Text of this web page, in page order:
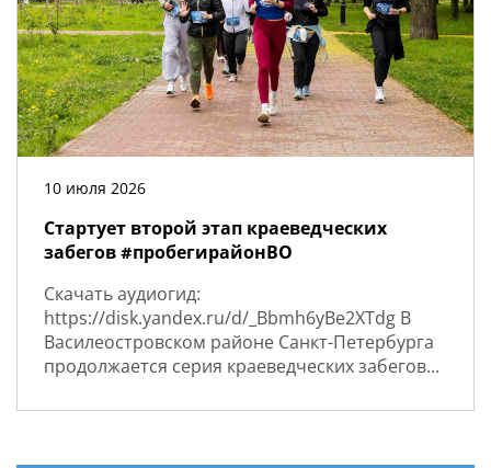
10 июля 2026
Стартует второй этап краеведческих
забегов #пробегирайонВО
Скачать аудиогид:
https://disk.yandex.ru/d/_Bbmh6yBe2XTdg В
Василеостровском районе Санкт-Петербурга
продолжается серия краеведческих забегов...